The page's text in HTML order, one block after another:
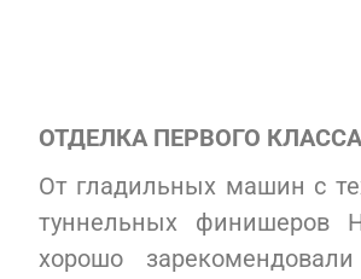
ОТДЕЛКА ПЕРВОГО КЛАССА
От гладильных машин с
туннельных финишеров
хорошо